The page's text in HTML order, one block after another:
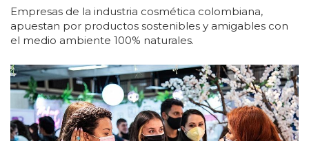
Empresas de la industria cosmética colombiana,
apuestan por productos sostenibles y amigables con
el medio ambiente 100% naturales.